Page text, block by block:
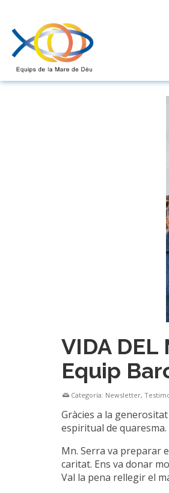
VIDA
Equip
Categoría: Newsletter,
Gràcies a la
espiritual de quaresma.
Mn. Serra va preparar
caritat. Ens va donar
Val la pena rellegir el